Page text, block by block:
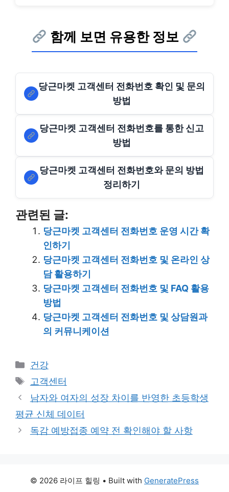
함께 보면 유용한 정보
당근마켓 고객센터 전화번호 확인 및 문의
방법
당근마켓 고객센터 전화번호를 통한 신고
방법
당근마켓 고객센터 전화번호와 문의 방법
정리하기
관련된 글:
당근마켓 고객센터 전화번호 운영 시간 확
인하기
당근마켓 고객센터 전화번호 및 온라인 상
담 활용하기
당근마켓 고객센터 전화번호 및 FAQ 활용
방법
당근마켓 고객센터 전화번호 및 상담원과
의 커뮤니케이션
Categories
건강
Tags
고객센터
남자와 여자의 성장 차이를 반영한 초등학생
평균 신체 데이터
독감 예방접종 예약 전 확인해야 할 사항
© 2026 라이프 힐링 • Built with GeneratePress